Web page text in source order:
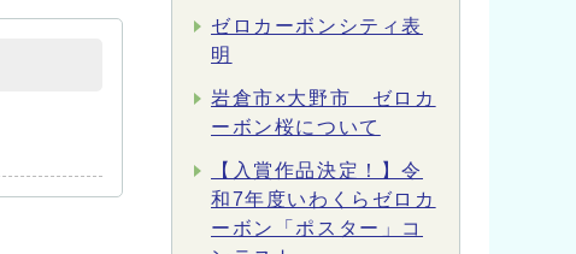
ゼロカーボンシティ表
明
岩倉市×大野市 ゼロカ
ーボン桜について
【入賞作品決定！】令
和7年度いわくらゼロカ
ーボン「ポスター」コ